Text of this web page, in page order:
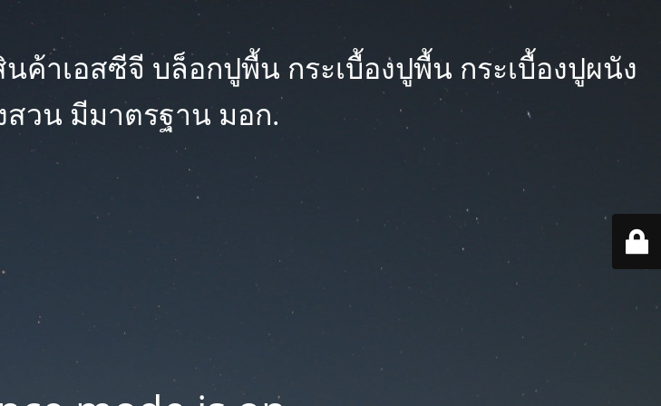
าเอสซีจี บล็อกปูพื้น กระเบื้องปูพื้น กระเบื้องปูผนัง
วน มีมาตรฐาน มอก.